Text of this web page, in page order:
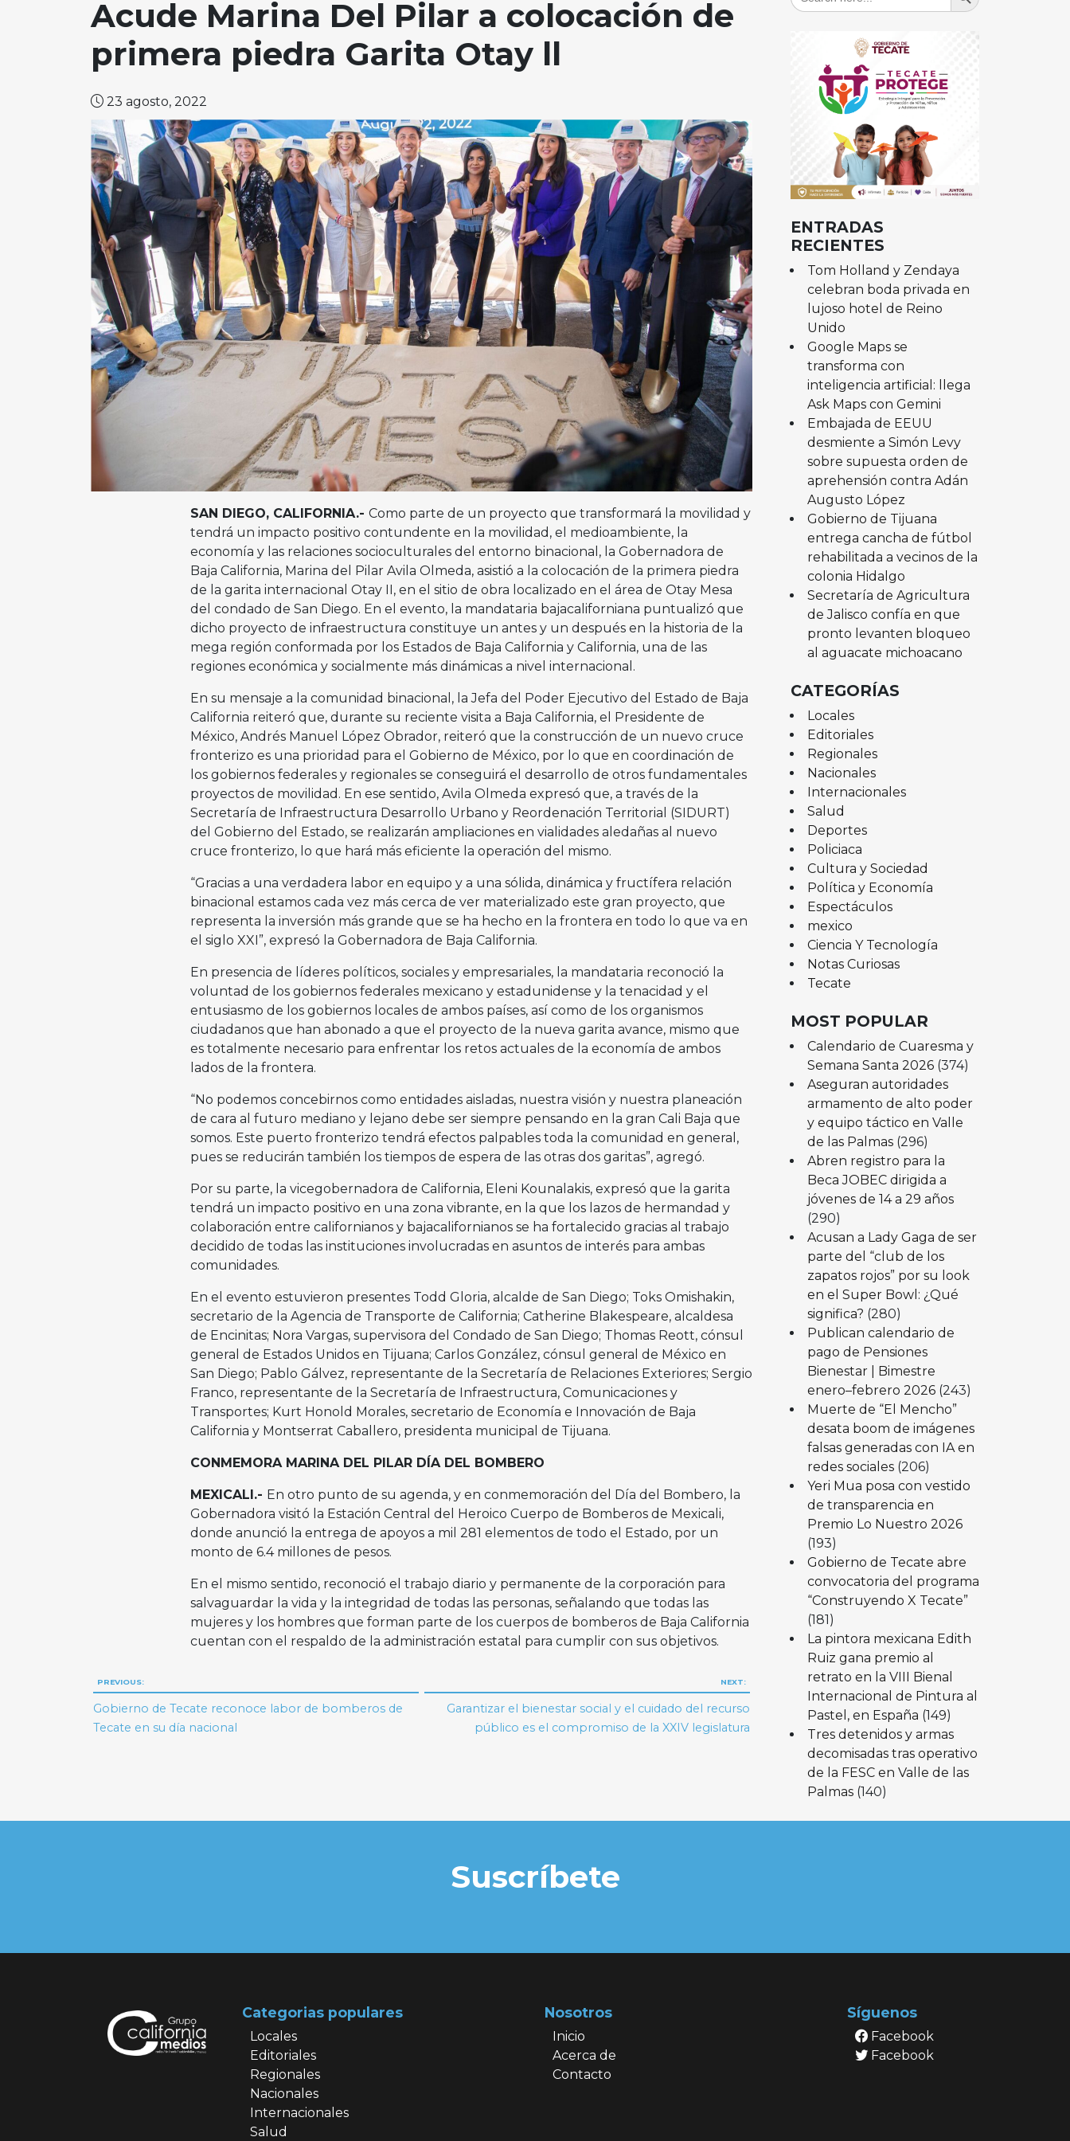
Acude Marina Del Pilar a colocación de
primera piedra Garita Otay ll
23 agosto, 2022
SAN DIEGO, CALIFORNIA.- Como parte de un proyecto que transformará la movilidad y
tendrá un impacto positivo contundente en la movilidad, el medioambiente, la
economía y las relaciones socioculturales del entorno binacional, la Gobernadora de
Baja California, Marina del Pilar Avila Olmeda, asistió a la colocación de la primera piedra
de la garita internacional Otay II, en el sitio de obra localizado en el área de Otay Mesa
del condado de San Diego. En el evento, la mandataria bajacaliforniana puntualizó que
dicho proyecto de infraestructura constituye un antes y un después en la historia de la
mega región conformada por los Estados de Baja California y California, una de las
regiones económica y socialmente más dinámicas a nivel internacional.
En su mensaje a la comunidad binacional, la Jefa del Poder Ejecutivo del Estado de Baja
California reiteró que, durante su reciente visita a Baja California, el Presidente de
México, Andrés Manuel López Obrador, reiteró que la construcción de un nuevo cruce
fronterizo es una prioridad para el Gobierno de México, por lo que en coordinación de
los gobiernos federales y regionales se conseguirá el desarrollo de otros fundamentales
proyectos de movilidad. En ese sentido, Avila Olmeda expresó que, a través de la
Secretaría de Infraestructura Desarrollo Urbano y Reordenación Territorial (SIDURT)
del Gobierno del Estado, se realizarán ampliaciones en vialidades aledañas al nuevo
cruce fronterizo, lo que hará más eficiente la operación del mismo.
“Gracias a una verdadera labor en equipo y a una sólida, dinámica y fructífera relación
binacional estamos cada vez más cerca de ver materializado este gran proyecto, que
representa la inversión más grande que se ha hecho en la frontera en todo lo que va en
el siglo XXI”, expresó la Gobernadora de Baja California.
En presencia de líderes políticos, sociales y empresariales, la mandataria reconoció la
voluntad de los gobiernos federales mexicano y estadunidense y la tenacidad y el
entusiasmo de los gobiernos locales de ambos países, así como de los organismos
ciudadanos que han abonado a que el proyecto de la nueva garita avance, mismo que
es totalmente necesario para enfrentar los retos actuales de la economía de ambos
lados de la frontera.
“No podemos concebirnos como entidades aisladas, nuestra visión y nuestra planeación
de cara al futuro mediano y lejano debe ser siempre pensando en la gran Cali Baja que
somos. Este puerto fronterizo tendrá efectos palpables toda la comunidad en general,
pues se reducirán también los tiempos de espera de las otras dos garitas”, agregó.
Por su parte, la vicegobernadora de California, Eleni Kounalakis, expresó que la garita
tendrá un impacto positivo en una zona vibrante, en la que los lazos de hermandad y
colaboración entre californianos y bajacalifornianos se ha fortalecido gracias al trabajo
decidido de todas las instituciones involucradas en asuntos de interés para ambas
comunidades.
En el evento estuvieron presentes Todd Gloria, alcalde de San Diego; Toks Omishakin,
secretario de la Agencia de Transporte de California; Catherine Blakespeare, alcaldesa
de Encinitas; Nora Vargas, supervisora del Condado de San Diego; Thomas Reott, cónsul
general de Estados Unidos en Tijuana; Carlos González, cónsul general de México en
San Diego; Pablo Gálvez, representante de la Secretaría de Relaciones Exteriores; Sergio
Franco, representante de la Secretaría de Infraestructura, Comunicaciones y
Transportes; Kurt Honold Morales, secretario de Economía e Innovación de Baja
California y Montserrat Caballero, presidenta municipal de Tijuana.
CONMEMORA MARINA DEL PILAR DÍA DEL BOMBERO
MEXICALI.- En otro punto de su agenda, y en conmemoración del Día del Bombero, la
Gobernadora visitó la Estación Central del Heroico Cuerpo de Bomberos de Mexicali,
donde anunció la entrega de apoyos a mil 281 elementos de todo el Estado, por un
monto de 6.4 millones de pesos.
En el mismo sentido, reconoció el trabajo diario y permanente de la corporación para
salvaguardar la vida y la integridad de todas las personas, señalando que todas las
mujeres y los hombres que forman parte de los cuerpos de bomberos de Baja California
cuentan con el respaldo de la administración estatal para cumplir con sus objetivos.
Navegación
de
PREVIOUS:
Gobierno de Tecate reconoce labor de bomberos de
Tecate en su día nacional
NEXT:
Garantizar el bienestar social y el cuidado del recurso
público es el compromiso de la XXIV legislatura
ENTRADAS
RECIENTES
Tom Holland y Zendaya
celebran boda privada en
lujoso hotel de Reino
Unido
Google Maps se
transforma con
inteligencia artificial: llega
Ask Maps con Gemini
Embajada de EEUU
desmiente a Simón Levy
sobre supuesta orden de
aprehensión contra Adán
Augusto López
Gobierno de Tijuana
entrega cancha de fútbol
rehabilitada a vecinos de la
colonia Hidalgo
Secretaría de Agricultura
de Jalisco confía en que
pronto levanten bloqueo
al aguacate michoacano
CATEGORÍAS
Locales
Editoriales
Regionales
Nacionales
Internacionales
Salud
Deportes
Policiaca
Cultura y Sociedad
Política y Economía
Espectáculos
mexico
Ciencia Y Tecnología
Notas Curiosas
Tecate
MOST POPULAR
Calendario de Cuaresma y
Semana Santa 2026 (374)
Aseguran autoridades
armamento de alto poder
y equipo táctico en Valle
de las Palmas (296)
Abren registro para la
Beca JOBEC dirigida a
jóvenes de 14 a 29 años
(290)
Acusan a Lady Gaga de ser
parte del “club de los
zapatos rojos” por su look
en el Super Bowl: ¿Qué
significa? (280)
Publican calendario de
pago de Pensiones
Bienestar | Bimestre
enero–febrero 2026 (243)
Muerte de “El Mencho”
desata boom de imágenes
falsas generadas con IA en
redes sociales (206)
Yeri Mua posa con vestido
de transparencia en
Premio Lo Nuestro 2026
(193)
Gobierno de Tecate abre
convocatoria del programa
“Construyendo X Tecate”
(181)
La pintora mexicana Edith
Ruiz gana premio al
retrato en la VIII Bienal
Internacional de Pintura al
Pastel, en España (149)
Tres detenidos y armas
decomisadas tras operativo
de la FESC en Valle de las
Palmas (140)
Suscríbete
Categorias populares
Locales
Editoriales
Regionales
Nacionales
Internacionales
Salud
Nosotros
Inicio
Acerca de
Contacto
Síguenos
Facebook
Facebook